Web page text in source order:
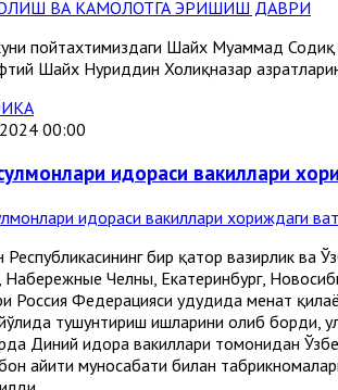
пойтахтимиздаги Шайх Муҳаммад
Шайх Нуриддин Холиқназар
00:00
идораси вакиллари
Республикасининг бир қатор вазирлик ва
Набережные Челны, Екатеринбург,
Россия Федерацияси ҳудудида меҳнат
тушунтириш ишларини олиб борди,
Диний идора вакиллари томонидан
ҳайити муносабати билан